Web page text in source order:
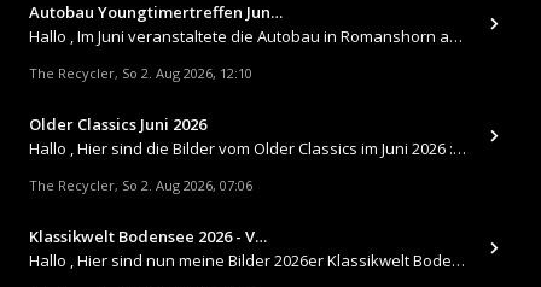
Autobau Youngtimertreffen Jun…
Hallo , Im Juni veranstaltete die Autobau in Romanshorn auf ihrem Gelände ein kleines Youngtimertreffen : https://up.
The Recycler, So 2. Aug 2026, 12:10
Older Classics Juni 2026
​Hallo , Hier sind die Bilder vom Older Classics im Juni 2026 : https://up.picr.de/51155940wd.jpg https://up.pic
The Recycler, So 2. Aug 2026, 07:06
Klassikwelt Bodensee 2026 - V…
Hallo , Hier sind nun meine Bilder 2026er Klassikwelt Bodensee 😀 https://up.picr.de/51125547rb.jpg https://up.pi